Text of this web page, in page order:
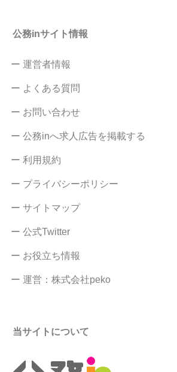
公務inサイト情報
ー 運営者情報
ー よくある質問
ー お問い合わせ
ー 公務inへ求人広告を掲載する
ー 利用規約
ー プライバシーポリシー
ー サイトマップ
ー 公式Twitter
ー お役立ち情報
ー 運営：株式会社peko
当サイトについて